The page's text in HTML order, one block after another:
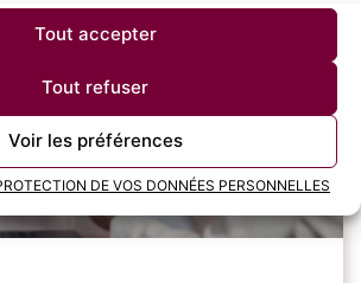
Tout accepter
Tout refuser
Voir les préférences
DE VOS DONNÉES PERSONNELLES